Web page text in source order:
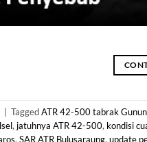
TaggedATR 42-500 tabrak
, jatuhnya ATR 42-500, kondisi
, SAR ATR Bulusaraung, update